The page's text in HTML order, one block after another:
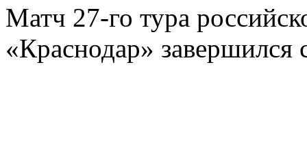
Матч 27-го тура
«Краснодар» завершился